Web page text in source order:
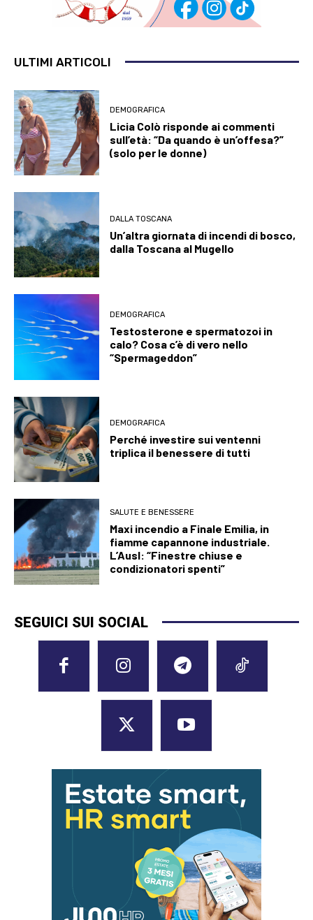
ULTIMI ARTICOLI
DEMOGRAFICA
Licia Colò risponde ai commenti
sull’età: “Da quando è un’offesa?”
(solo per le donne)
DALLA TOSCANA
Un’altra giornata di incendi di bosco,
dalla Toscana al Mugello
DEMOGRAFICA
Testosterone e spermatozoi in
calo? Cosa c’è di vero nello
“Spermageddon”
DEMOGRAFICA
Perché investire sui ventenni
triplica il benessere di tutti
SALUTE E BENESSERE
Maxi incendio a Finale Emilia, in
fiamme capannone industriale.
L’Ausl: “Finestre chiuse e
condizionatori spenti”
SEGUICI SUI SOCIAL